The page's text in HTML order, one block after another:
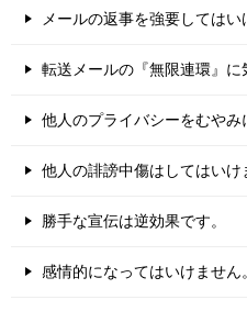
メールの返事を強要してはい
転送メールの『無限連環』に
他人のプライバシーをむやみ
他人の誹謗中傷はしてはいけ
勝手な宣伝は逆効果です。
感情的になってはいけません。